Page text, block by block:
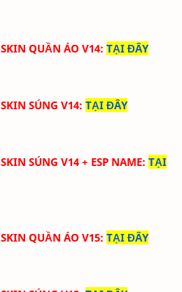
QUẦN ÁO V14: TẠI ĐÂY
SÚNG V14: TẠI ĐÂY
SÚNG V14 + ESP NAME: TẠI
QUẦN ÁO V15: TẠI ĐÂY